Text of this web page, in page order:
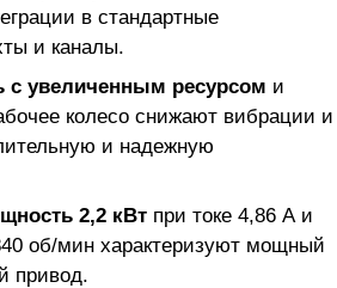
в стандартные
и каналы.
с увеличенным ресурсом и
колесо снижают вибрации и
и надежную
2,2 кВт при токе 4,86 А и
об/мин характеризуют мощный
привод.